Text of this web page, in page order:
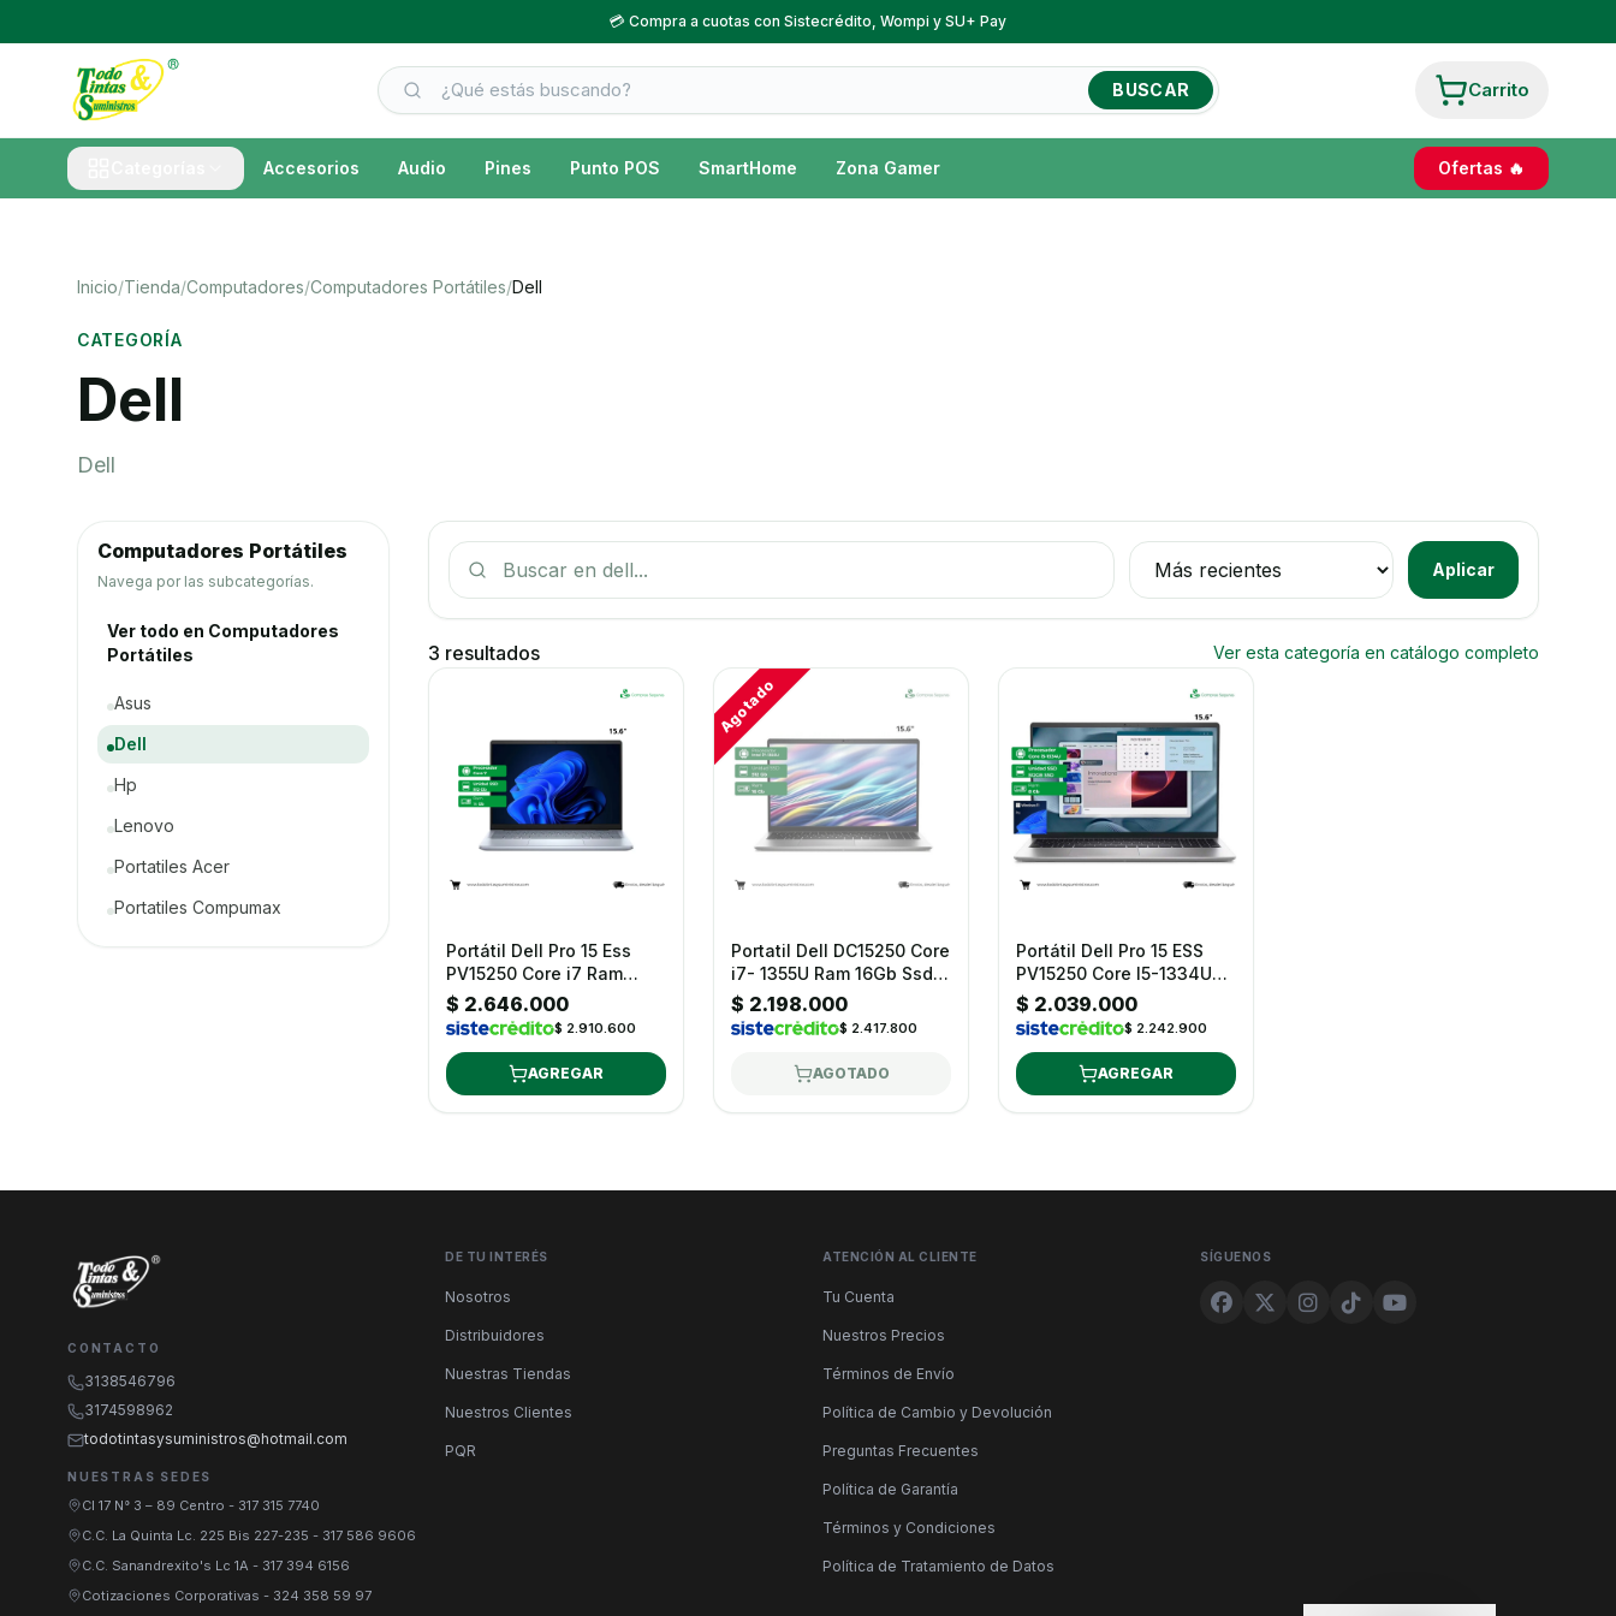
💳 Compra a cuotas con Sistecrédito, Wompi y SU+ Pay
BUSCAR Carrito
Accesorios Audio Pines Punto POS SmartHome Zona Gamer Ofertas 🔥
Inicio/Tienda/Computadores/Computadores Portátiles/Dell
CATEGORÍA
Dell
Dell
Computadores Portátiles
Navega por las subcategorías.
Ver todo en Computadores
Portátiles
Asus
Dell
Hp
Lenovo
Portatiles Acer
Portatiles Compumax
Buscar productos Ordenar productos
Aplicar
3 resultados Ver esta categoría en catálogo completo
Portátil Dell Pro 15 Ess
PV15250 Core i7 Ram
16GB Ssd 512GB Windows
11 Pro 15.6"
$ 2.646.000
$ 2.910.600
AGREGAR
Agotado
Portatil Dell DC15250 Core
i7- 1355U Ram 16Gb Ssd
512Gb 15.6"
$ 2.198.000
$ 2.417.800
AGOTADO
Portátil Dell Pro 15 ESS
PV15250 Core I5-1334U
Ram 8GB Ssd 512GB
Windows 11 Pro 15.6"
$ 2.039.000
$ 2.242.900
AGREGAR
CONTACTO
3138546796
3174598962
todotintasysuministros@hotmail.com
NUESTRAS SEDES
Cl 17 N° 3 – 89 Centro - 317 315 7740
C.C. La Quinta Lc. 225 Bis 227-235 - 317 586 9606
C.C. Sanandrexito's Lc 1A - 317 394 6156
Cotizaciones Corporativas - 324 358 59 97
DE TU INTERÉS
Nosotros
Distribuidores
Nuestras Tiendas
Nuestros Clientes
PQR
ATENCIÓN AL CLIENTE
Tu Cuenta
Nuestros Precios
Términos de Envío
Política de Cambio y Devolución
Preguntas Frecuentes
Política de Garantía
Términos y Condiciones
Política de Tratamiento de Datos
SÍGUENOS